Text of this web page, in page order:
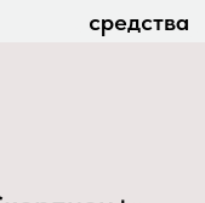
средства